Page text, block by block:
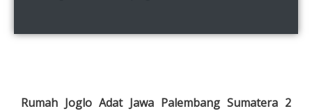
Rumah Joglo Adat Jawa Palembang Sumatera 2